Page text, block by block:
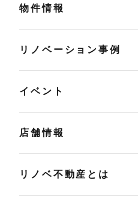
物件情報
リノベーション事例
イベント
店舗情報
リノベ不動産とは